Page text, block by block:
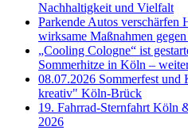
Nachhaltigkeit und Vielfalt
Parkende Autos
wirksame Maßnahmen
„Cooling Cologne“ ist
Sommerhitze in Köln –
08.07.2026 Sommerfest
kreativ" Köln-Brück
19. Fahrrad-Sternfahrt Köln
2026